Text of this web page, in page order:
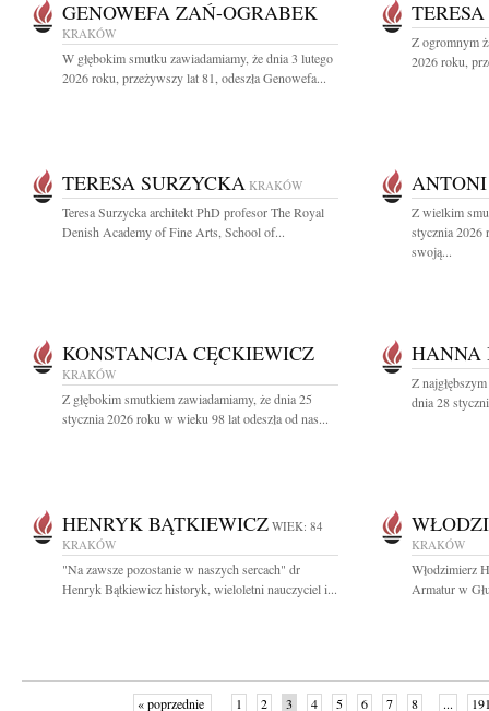
GENOWEFA ZAŃ-OGRABEK
KRAKÓW
W głębokim smutku zawiadamiamy, że dnia 3 lutego
2026 roku, przeżywszy lat 81, odeszła Genowefa...
Z ogromnym
2026 roku,
TERESA SURZYCKA KRAKÓW
Teresa Surzycka architekt PhD profesor The Royal
Denish Academy of Fine Arts, School of...
Z wielkim
stycznia 2026
swoją...
KONSTANCJA CĘCKIEWICZ
KRAKÓW
Z głębokim smutkiem zawiadamiamy, że dnia 25
stycznia 2026 roku w wieku 98 lat odeszła od nas...
HANNA
Z
dnia 28
HENRYK BĄTKIEWICZ WIEK: 84
KRAKÓW
"Na zawsze pozostanie w naszych sercach" dr
Henryk Bątkiewicz historyk, wieloletni nauczyciel i...
KRAKÓW
Włodzimierz
Armatur w
« poprzednie 1 2 3 4 5 6 7 8 ...